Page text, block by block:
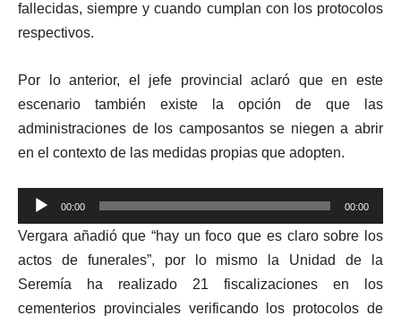
fallecidas, siempre y cuando cumplan con los protocolos
respectivos.
Por lo anterior, el jefe provincial aclaró que en este
escenario también existe la opción de que las
administraciones de los camposantos se niegen a abrir
en el contexto de las medidas propias que adopten.
Reproductor
de
audio
00:00 00:00
Vergara añadió que “hay un foco que es claro sobre los
actos de funerales”, por lo mismo la Unidad de la
Seremía ha realizado 21 fiscalizaciones en los
cementerios provinciales verificando los protocolos de